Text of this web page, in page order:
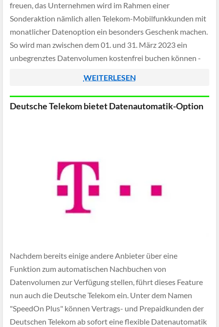
freuen, das Unternehmen wird im Rahmen einer
Sonderaktion nämlich allen Telekom-Mobilfunkkunden mit
monatlicher Datenoption ein besonders Geschenk machen.
So wird man zwischen dem 01. und 31. März 2023 ein
unbegrenztes Datenvolumen kostenfrei buchen können -
WEITERLESEN
Deutsche Telekom bietet Datenautomatik-Option
Nachdem bereits einige andere Anbieter über eine
Funktion zum automatischen Nachbuchen von
Datenvolumen zur Verfügung stellen, führt dieses Feature
nun auch die Deutsche Telekom ein. Unter dem Namen
"SpeedOn Plus" können Vertrags- und Prepaidkunden der
Deutschen Telekom ab sofort eine flexible Datenautomatik